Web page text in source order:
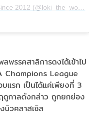
A photo posted by Breakin’ Hearts Since 2012 (@loki_the_wolfdog)
รรคสาลิการดงได้เข้าไป
Champions League
แรก เป็นได้แค่เพียงที่ 3
ดูกาลดังกล่าว ถูกยกย่อง
นิวคลาสเซิล